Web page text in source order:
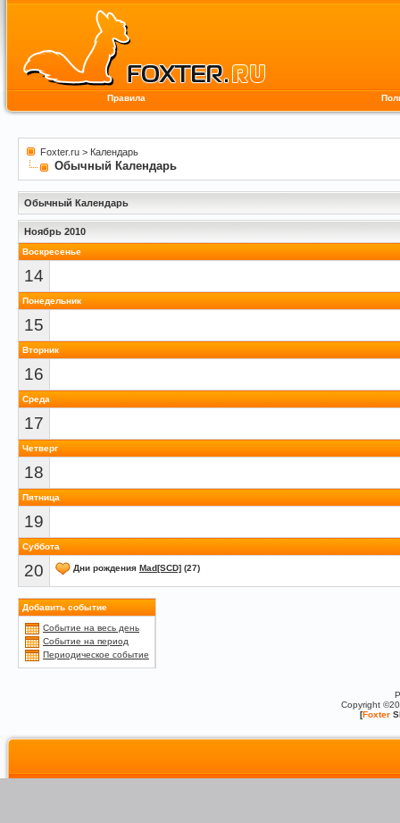
Правила
Foxter.ru > Календарь
Обычный Календарь
Обычный Календарь
Ноябрь 2010
Воскресенье
14
Понедельник
15
Вторник
16
Среда
17
Четверг
18
Пятница
19
Суббота
20 Дни рождения Mad[SCD] (27)
Добавить событие
Событие на весь день
Событие на период
Периодическое событие
Copyright
[Foxter